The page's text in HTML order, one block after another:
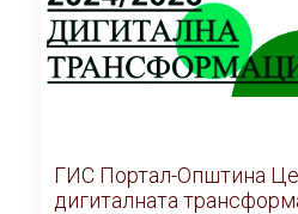
ГИС Портал-Општина
дигиталната